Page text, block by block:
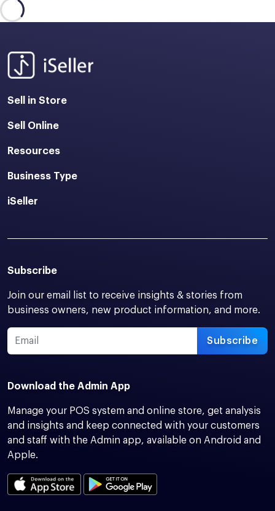
Sell in Store
Sell Online
Resources
Business Type
iSeller
Subscribe
Join our email list to receive insights & stories from
business owners, new product information, and more.
Subscribe
Download the Admin App
Manage your POS system and online store, get analysis
and insights and keep connected with your customers
and staff with the Admin app, available on Android and
Apple.